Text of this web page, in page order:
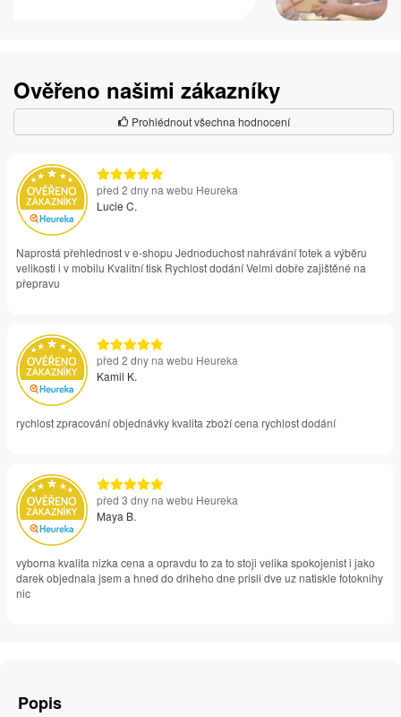
Ověřeno našimi zákazníky
Prohlédnout všechna hodnocení
před 2 dny na webu Heureka
Lucie C.
Naprostá přehlednost v e-shopu Jednoduchost nahrávání fotek a výběru
velikosti i v mobilu Kvalitní tisk Rychlost dodání Velmi dobře zajištěné na
přepravu
před 2 dny na webu Heureka
Kamil K.
rychlost zpracování objednávky kvalita zboží cena rychlost dodání
před 3 dny na webu Heureka
Maya B.
vyborna kvalita nizka cena a opravdu to za to stoji velika spokojenist i jako
darek objednala jsem a hned do driheho dne prisli dve uz natiskle fotoknihy
nic
Popis